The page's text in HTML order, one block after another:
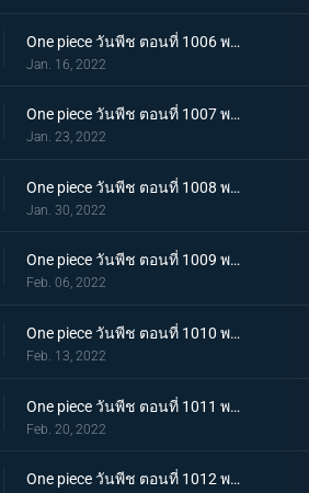
One piece วันพีช ตอนที่ 1006 พากย์ไทย อภัยให้ไม่ได้! การตัดสินใจของช็อปเปอร์
Jan. 16, 2022
One piece วันพีช ตอนที่ 1007 พากย์ไทย การไล่ล่าของโซโล! อสูรน้ำแข็ง in เกมไล่จับ
Jan. 23, 2022
One piece วันพีช ตอนที่ 1008 พากย์ไทย นามิยอมจำนน ท่าเฮดบลัดของอุลติ
Jan. 30, 2022
One piece วันพีช ตอนที่ 1009 พากย์ไทย ซาซากิรุกหนัก หน่วยรบหุ้มเกราะปะทะยามาโตะ
Feb. 06, 2022
One piece วันพีช ตอนที่ 1010 พากย์ไทย ทลายอสูรน้ำแข็ง แผนเพลิงของช็อปเปอร์!
Feb. 13, 2022
One piece วันพีช ตอนที่ 1011 พากย์ไทย ดีก็แย่แล้ว! แมงมุมล่อลวงซันจิ
Feb. 20, 2022
One piece วันพีช ตอนที่ 1012 พากย์ไทย เดินหมากผิดเกม! เพลิงของนกอมตะมัลโก้